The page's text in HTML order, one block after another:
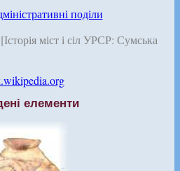
поділи
[Історія міст і сіл УРСР: Сумська
елементи